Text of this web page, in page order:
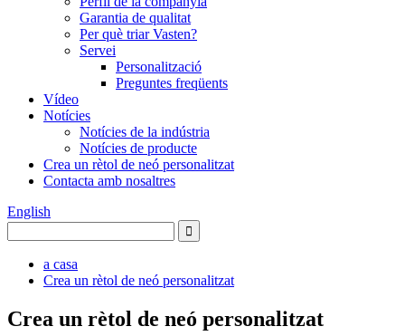
Garantia de qualitat
Per què triar Vasten?
Servei
Personalització
Preguntes freqüents
Vídeo
Notícies
Notícies de la indústria
Notícies de producte
Crea un rètol de neó personalitzat
Contacta amb nosaltres
English
a casa
Crea un rètol de neó personalitzat
Crea un rètol de neó personalitzat